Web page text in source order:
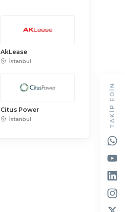
TAKIP EDIN
AkLease
İstanbul
Citus Power
İstanbul